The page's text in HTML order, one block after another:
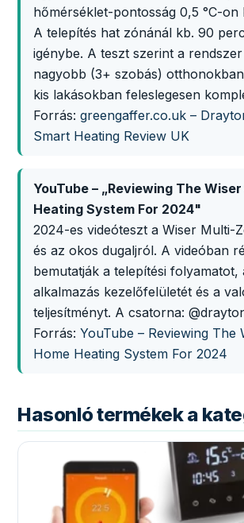
hőmérséklet-pontosság 0,5 °C-on
A telepítés hat zónánál kb. 90
igénybe. A teszt szerint a
nagyobb (3+ szobás)
kis lakásokban feleslegesen
Forrás: greengaffer.co.uk –
Smart Heating Review UK
YouTube – „Reviewing The
Heating System For 2024"
2024-es videóteszt a Wiser Multi-
és az okos dugaljról. A videóban
bemutatják a telepítési folyamatot,
alkalmazás kezelőfelületét és a
teljesítményt. A csatorna:
Forrás: YouTube – Reviewing The
Home Heating System For 2024
Hasonló termékek a